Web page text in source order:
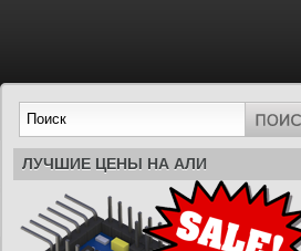
ЛУЧШИЕ ЦЕНЫ НА АЛИ